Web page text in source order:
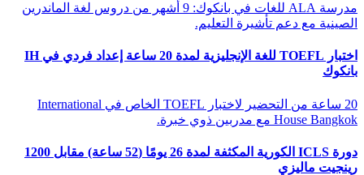
مدرسة ALA للغات في بانكوك: 9 أشهر من دروس لغة الماندرين
الصينية مع دعم تأشيرة التعليم.
اختبار TOEFL للغة الإنجليزية لمدة 20 ساعة إعداد فردي في IH
بانكوك
20 ساعة من التحضير لاختبار TOEFL الخاص في International
House Bangkok مع مدربين ذوي خبرة.
دورة ICLS الكورية المكثفة لمدة 26 يومًا (52 ساعة) مقابل 1200
رينجيت ماليزي